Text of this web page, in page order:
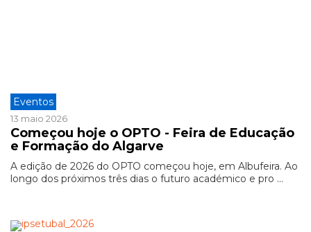
Eventos
13 maio 2026
Começou hoje o OPTO - Feira de Educação
e Formação do Algarve
A edição de 2026 do OPTO começou hoje, em Albufeira. Ao
longo dos próximos três dias o futuro académico e pro ...